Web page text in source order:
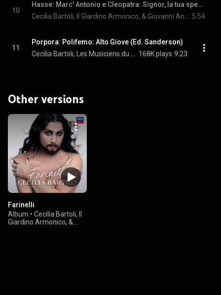
10
Hasse: Marc' Antonio e Cleopatra: Signor, la tua speranza - Dio trono, impero a Dio (Ed. Wiesend)
5:54
11
Porpora: Polifemo: Alto Giove (Ed. Sanderson)
168K plays 9:23
Other versions
Farinelli
Album • Cecilia Bartoli, Il
Giardino Armonico, &